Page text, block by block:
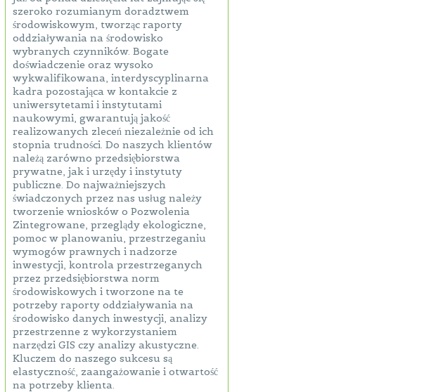
szeroko rozumianym doradztwem
środowiskowym, tworząc raporty
oddziaływania na środowisko
wybranych czynników. Bogate
doświadczenie oraz wysoko
wykwalifikowana, interdyscyplinarna
kadra pozostająca w kontakcie z
uniwersytetami i instytutami
naukowymi, gwarantują jakość
realizowanych zleceń niezależnie od ich
stopnia trudności. Do naszych klientów
należą zarówno przedsiębiorstwa
prywatne, jak i urzędy i instytuty
publiczne. Do najważniejszych
świadczonych przez nas usług należy
tworzenie wniosków o Pozwolenia
Zintegrowane, przeglądy ekologiczne,
pomoc w planowaniu, przestrzeganiu
wymogów prawnych i nadzorze
inwestycji, kontrola przestrzeganych
przez przedsiębiorstwa norm
środowiskowych i tworzone na te
potrzeby raporty oddziaływania na
środowisko danych inwestycji, analizy
przestrzenne z wykorzystaniem
narzędzi GIS czy analizy akustyczne.
Kluczem do naszego sukcesu są
elastyczność, zaangażowanie i otwartość
na potrzeby klienta.